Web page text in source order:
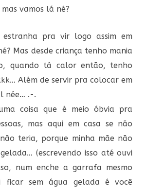
vamos lá né?
estranha pra vir logo assim em
Mas desde criança tenho mania
quando tá calor então, tenho
kkk… Além de servir pra colocar em
née… .-.
coisa que é meio óbvia pra
mas aqui em casa se não
teria, porque minha mãe não
(escrevendo isso até ouvi
num enche a garrafa mesmo
ficar sem água gelada é você